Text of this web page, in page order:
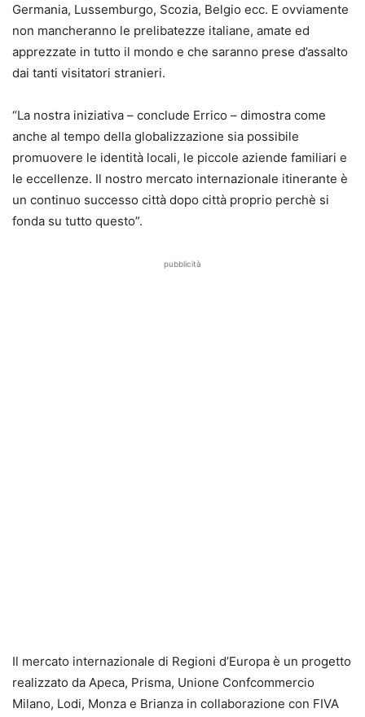
Germania, Lussemburgo, Scozia, Belgio ecc. E ovviamente
non mancheranno le prelibatezze italiane, amate ed
apprezzate in tutto il mondo e che saranno prese d’assalto
dai tanti visitatori stranieri.
“La nostra iniziativa – conclude Errico – dimostra come
anche al tempo della globalizzazione sia possibile
promuovere le identità locali, le piccole aziende familiari e
le eccellenze. Il nostro mercato internazionale itinerante è
un continuo successo città dopo città proprio perchè si
fonda su tutto questo”.
pubblicità
Il mercato internazionale di Regioni d’Europa è un progetto
realizzato da Apeca, Prisma, Unione Confcommercio
Milano, Lodi, Monza e Brianza in collaborazione con FIVA